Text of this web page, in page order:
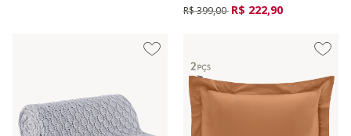
Preço reduzido de
R$ 399,00 para
R$ 222,90